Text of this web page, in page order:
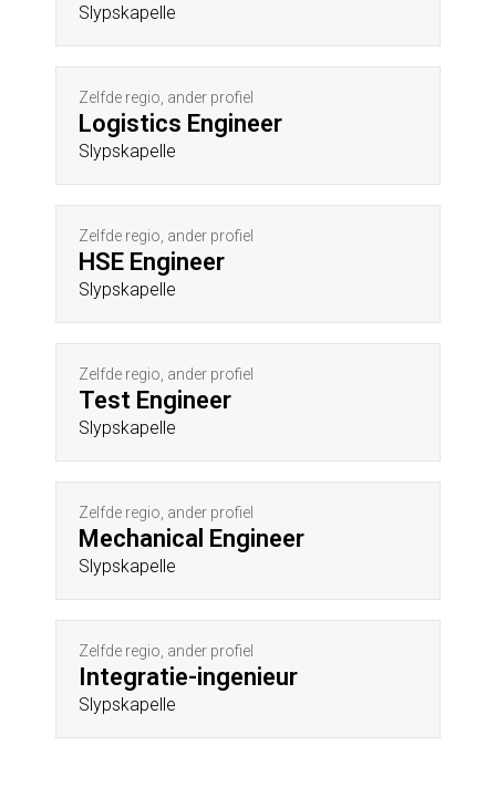
Slypskapelle
Zelfde regio, ander profiel
Logistics Engineer
Slypskapelle
Zelfde regio, ander profiel
HSE Engineer
Slypskapelle
Zelfde regio, ander profiel
Test Engineer
Slypskapelle
Zelfde regio, ander profiel
Mechanical Engineer
Slypskapelle
Zelfde regio, ander profiel
Integratie-ingenieur
Slypskapelle